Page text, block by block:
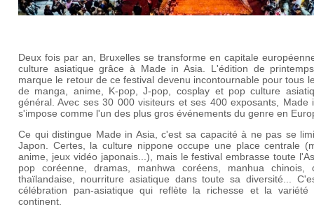
Deux fois par an, Bruxelles se transforme en capitale
culture asiatique grâce à Made in Asia. L'édition de
marque le retour de ce festival devenu incontournable pour tous
de manga, anime, K-pop, J-pop, cosplay et pop culture
général. Avec ses 30 000 visiteurs et ses 400 exposants, Made
s'impose comme l'un des plus gros événements du genre en
Ce qui distingue Made in Asia, c'est sa capacité à ne pas se
Japon. Certes, la culture nippone occupe une place centrale
anime, jeux vidéo japonais...), mais le festival embrasse toute
pop coréenne, dramas, manhwa coréens, manhua chinois,
thaïlandaise, nourriture asiatique dans toute sa diversité...
célébration pan-asiatique qui reflète la richesse et la variété
continent.